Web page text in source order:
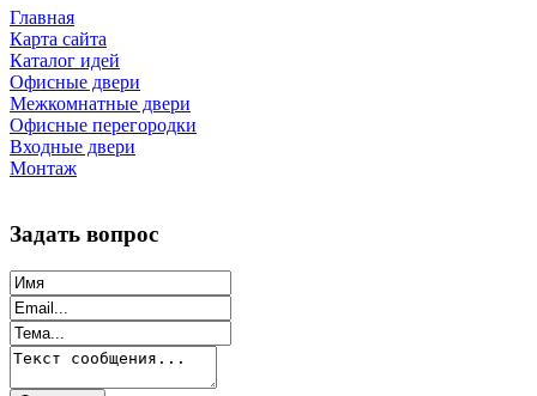
Главная
Карта сайта
Каталог идей
Офисные двери
Межкомнатные двери
Офисные перегородки
Входные двери
Монтаж
Задать вопрос